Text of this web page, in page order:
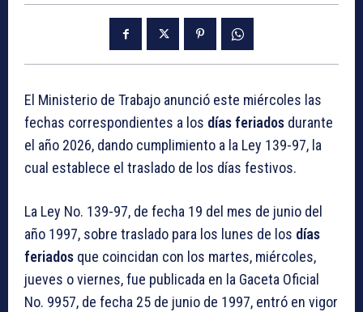
El Ministerio de Trabajo anunció este miércoles las
fechas correspondientes a los días feriados durante
el año 2026, dando cumplimiento a la Ley 139-97, la
cual establece el traslado de los días festivos.
La Ley No. 139-97, de fecha 19 del mes de junio del
año 1997, sobre traslado para los lunes de los días
feriados que coincidan con los martes, miércoles,
jueves o viernes, fue publicada en la Gaceta Oficial
No. 9957, de fecha 25 de junio de 1997, entró en vigor